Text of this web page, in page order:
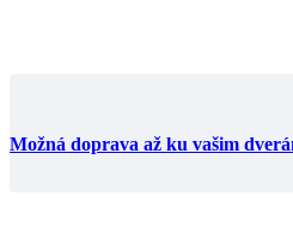
Možná doprava až ku vašim